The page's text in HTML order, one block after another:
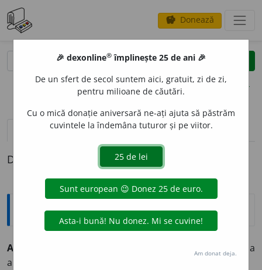
savings Donează
clear
opțiuni
definiții (1)
Definiția cu ID-ul 527427:
Explicative DEX
ALIC
(Rar) A se vedea, a
apărea mai distinct dintre alte lucruri.
🎉 dexonline® împlinește 25 de ani 🎉
De un sfert de secol suntem aici, gratuit, zi de zi,
pentru milioane de căutări.
Cu o mică donație aniversară ne-ați ajuta să păstrăm
cuvintele la îndemâna tuturor și pe viitor.
Am donat deja.